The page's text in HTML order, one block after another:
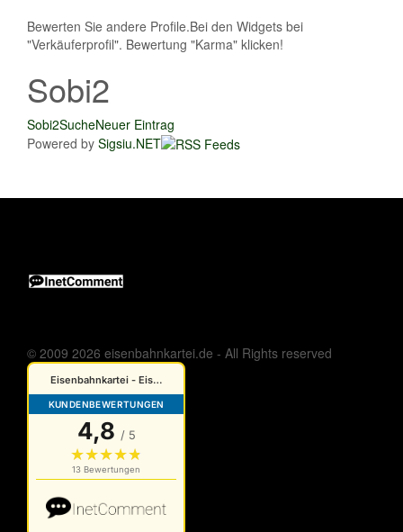
Bewerten Sie andere Profile.Bei den Widgets bei
"Verkäuferprofil". Bewertung "Karma" klicken!
Sobi2
Sobi2SucheNeuer Eintrag
Powered by Sigsiu.NET
© 2009 2026 eisenbahnkartei.de - All Rights reserved